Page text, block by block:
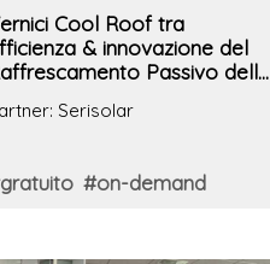
Cool Roof tra
& innovazione del
Passivo delle
Serisolar
#on-demand